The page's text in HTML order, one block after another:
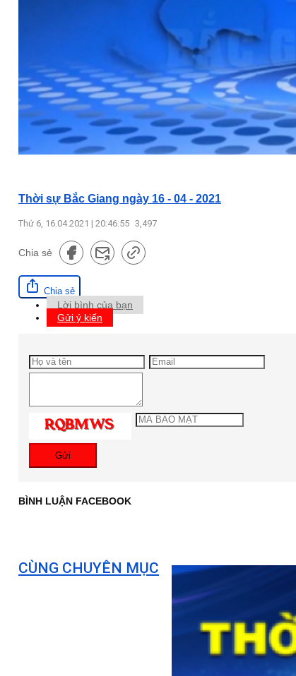
Thời sự Bắc Giang ngày 16 - 04 - 2021
Thứ 6, 16.04.2021 | 20:46:55 3,497
Chia sẻ
Chia sẻ
Lời bình của bạn
Gửi ý kiến
Gửi
BÌNH LUẬN FACEBOOK
CÙNG CHUYÊN MỤC